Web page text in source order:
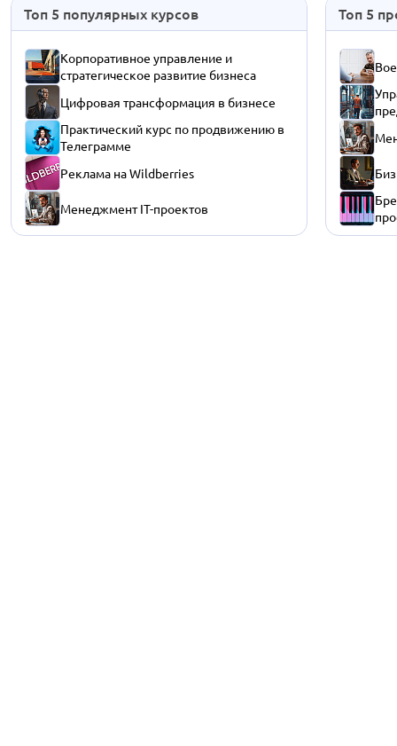
Топ 5 популярных курсов
Корпоративное управление и
стратегическое развитие бизнеса
Цифровая трансформация в бизнесе
Практический курс по продвижению в
Телеграмме
Реклама на Wildberries
Менеджмент IT-проектов
Топ 5